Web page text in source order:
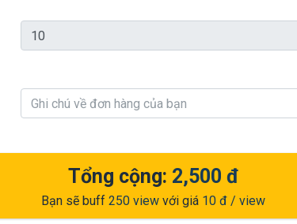
Tổng cộng: 2,500 đ
Bạn sẽ buff 250 view với giá 10 đ / view